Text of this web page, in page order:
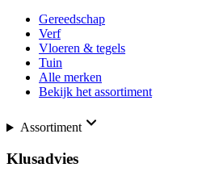
Gereedschap
Verf
Vloeren & tegels
Tuin
Alle merken
Bekijk het assortiment
Assortiment
Klusadvies